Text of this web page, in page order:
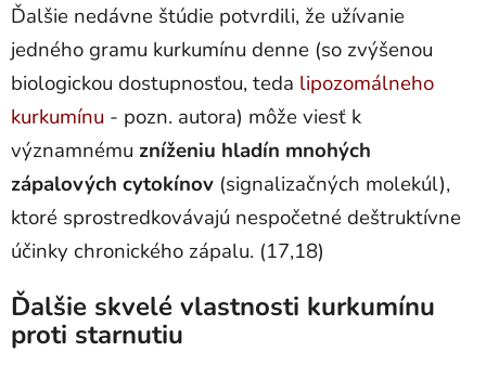
Ďalšie nedávne štúdie potvrdili, že užívanie
jedného gramu kurkumínu denne (so zvýšenou
biologickou dostupnosťou, teda lipozomálneho
kurkumínu - pozn. autora) môže viesť k
významnému zníženiu hladín mnohých
zápalových cytokínov (signalizačných molekúl),
ktoré sprostredkovávajú nespočetné deštruktívne
účinky chronického zápalu. (17,18)
Ďalšie skvelé vlastnosti kurkumínu
proti starnutiu